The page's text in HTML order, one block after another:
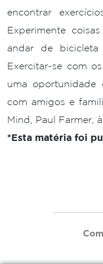
encontrar
Experimente
andar de
Exercitar-se com
uma oportunidade
com amigos e
Mind, Paul Farmer, à
*Esta matéria foi